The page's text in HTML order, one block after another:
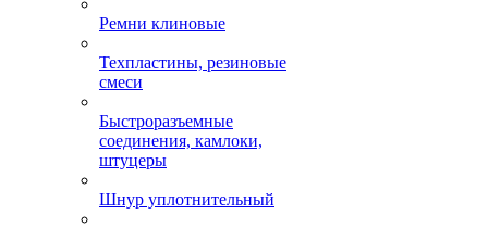
Ремни клиновые
Техпластины, резиновые
смеси
Быстроразъемные
соединения, камлоки,
штуцеры
Шнур уплотнительный